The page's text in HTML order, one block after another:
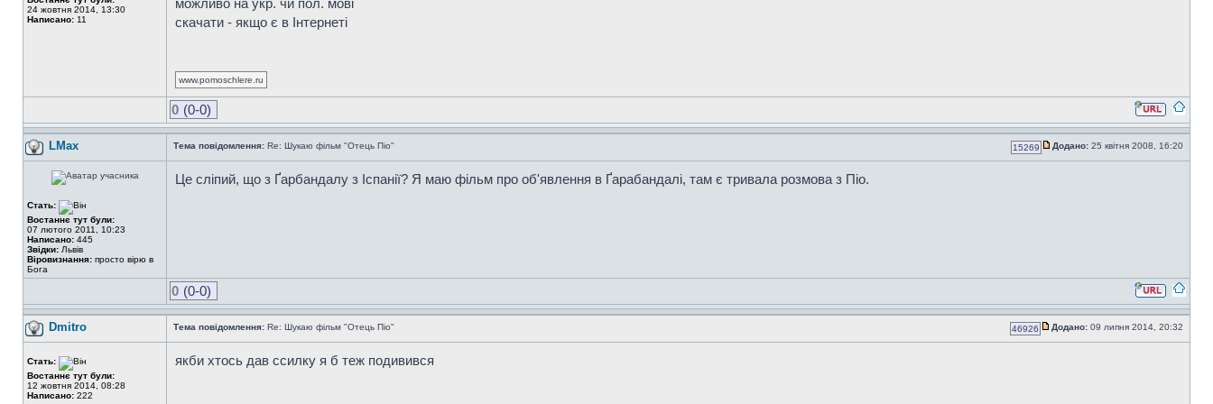
24 жовтня 2014, 13:30
Написано: 11
можливо на укр. чи пол. мові
скачати - якщо є в Інтернеті
www.pomoschlere.ru
0 (0-0)
LMax Тема повідомлення: Re: Шукаю фільм "Отець Піо" 15269 Додано: 25 квітня 2008, 16:20
Стать:
Востаннє тут були:
07 лютого 2011, 10:23
Написано: 445
Звідки: Львів
Віровизнання: просто вірю в
Бога
Це сліпий, що з Ґарбандалу з Іспанії? Я маю фільм про об'явлення в Ґарабандалі, там є тривала розмова з Піо.
0 (0-0)
Dmitro Тема повідомлення: Re: Шукаю фільм "Отець Піо" 46926 Додано: 09 липня 2014, 20:32
Стать:
Востаннє тут були:
12 жовтня 2014, 08:28
Написано: 222
якби хтось дав ссилку я б теж подивився